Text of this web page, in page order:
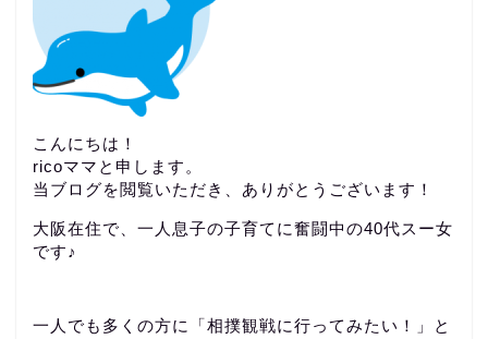
こんにちは！
ricoママと申します。
当ブログを閲覧いただき、ありがとうございます！
大阪在住で、一人息子の子育てに奮闘中の40代スー女
です♪
一人でも多くの方に「相撲観戦に行ってみたい！」と